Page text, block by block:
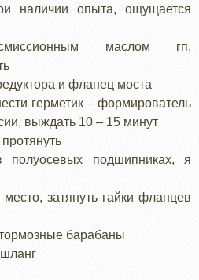
наличии опыта, ощущается
маслом гп,
и фланец моста
герметик – формирователь
выждать 10 – 15 минут
полуосевых подшипниках, я
затянуть гайки фланцев
барабаны